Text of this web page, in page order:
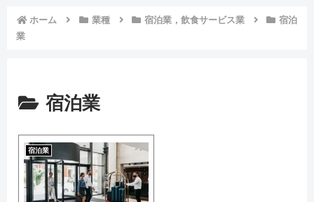
ホーム 業種 宿泊業，飲食サービス業
宿泊
業
宿泊業
宿泊業